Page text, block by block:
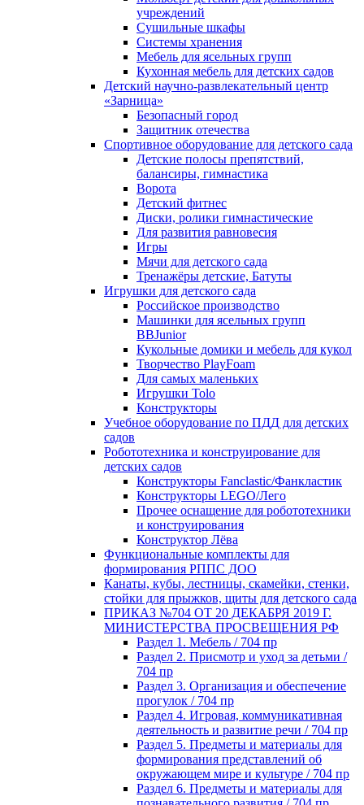
учреждений
Сушильные шкафы
Системы хранения
Мебель для ясельных групп
Кухонная мебель для детских садов
Детский научно-развлекательный центр
«Зарница»
Безопасный город
Защитник отечества
Спортивное оборудование для детского сада
Детские полосы препятствий,
балансиры, гимнастика
Ворота
Детский фитнес
Диски, ролики гимнастические
Для развития равновесия
Игры
Мячи для детского сада
Тренажёры детские, Батуты
Игрушки для детского сада
Российское производство
Машинки для ясельных групп
BBJunior
Кукольные домики и мебель для кукол
Творчество PlayFoam
Для самых маленьких
Игрушки Tolo
Конструкторы
Учебное оборудование по ПДД для детских
садов
Робототехника и конструирование для
детских садов
Конструкторы Fanclastic/Фанкластик
Конструкторы LEGO/Лего
Прочее оснащение для робототехники
и конструирования
Конструктор Лёва
Функциональные комплекты для
формирования РППС ДОО
Канаты, кубы, лестницы, скамейки, стенки,
стойки для прыжков, щиты для детского сада
ПРИКАЗ №704 ОТ 20 ДЕКАБРЯ 2019 Г.
МИНИСТЕРСТВА ПРОСВЕЩЕНИЯ РФ
Раздел 1. Мебель / 704 пр
Раздел 2. Присмотр и уход за детьми /
704 пр
Раздел 3. Организация и обеспечение
прогулок / 704 пр
Раздел 4. Игровая, коммуникативная
деятельность и развитие речи / 704 пр
Раздел 5. Предметы и материалы для
формирования представлений об
окружающем мире и культуре / 704 пр
Раздел 6. Предметы и материалы для